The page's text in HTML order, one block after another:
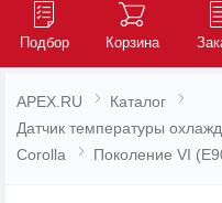
Подбор Корзина
APEX.RU
Каталог
Датчик температуры
Corolla
Поколение VI